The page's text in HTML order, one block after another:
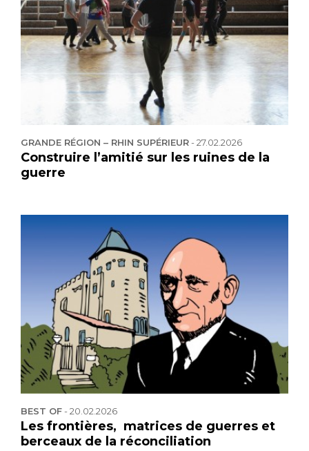
GRANDE RÉGION – RHIN SUPÉRIEUR-27.02.2026
Construire l’amitié sur les ruines de la
guerre
BEST OF-20.02.2026
Les frontières, matrices de guerres et
berceaux de la réconciliation